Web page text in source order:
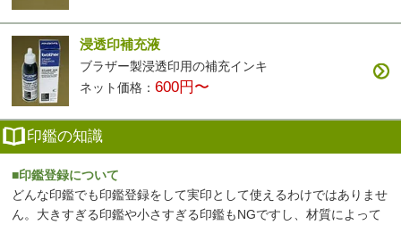
浸透印補充液
ブラザー製浸透印用の補充インキ
ネット価格：600円〜
印鑑の知識
■印鑑登録について
どんな印鑑でも印鑑登録をして実印として使えるわけではありませ
ん。大きすぎる印鑑や小さすぎる印鑑もNGですし、材質によって